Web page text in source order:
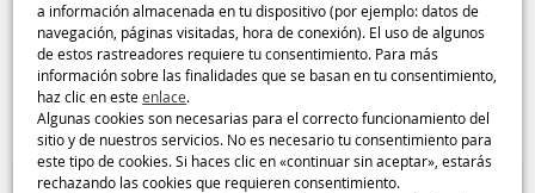
a información almacenada en tu dispositivo (por ejemplo: datos de
navegación, páginas visitadas, hora de conexión). El uso de algunos
de estos rastreadores requiere tu consentimiento. Para más
información sobre las finalidades que se basan en tu consentimiento,
haz clic en esteenlace.
Algunas cookies son necesarias para el correcto funcionamiento del
sitio y de nuestros servicios. No es necesario tu consentimiento para
este tipo de cookies. Si haces clic en «continuar sin aceptar», estarás
rechazando las cookies que requieren consentimiento.
Soporte elevador para
ordenador portátil Kensington
,95€
50 %
Pistola ''Transformers'' Allspark
Blaster Hasbro
9,95€
Lanzadores Nerf y disparos